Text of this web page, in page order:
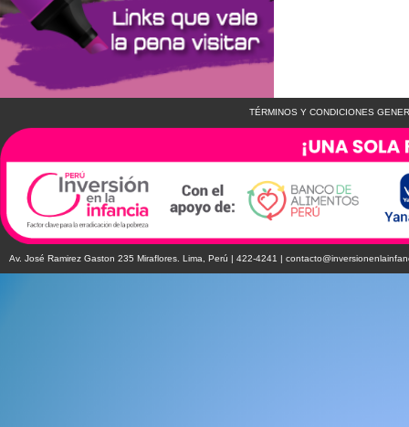
TÉRMINOS Y CONDICIONES
Av. José Ramirez Gaston 235 Miraflores. Lima, Perú | 422-4241 |